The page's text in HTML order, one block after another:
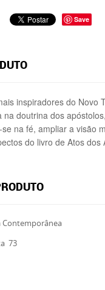
Save
inspiradores do
doutrina dos
na fé, ampliar a visão
do livro de Atos
Contemporânea
73